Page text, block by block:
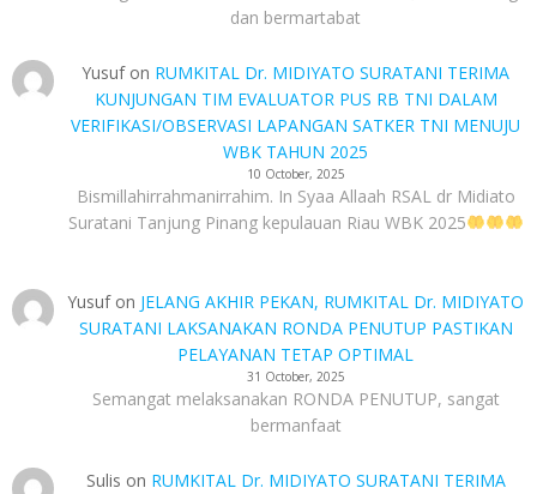
dan bermartabat
Yusufon RUMKITAL Dr. MIDIYATO SURATANI TERIMA
KUNJUNGAN TIM EVALUATOR PUS RB TNI DALAM
VERIFIKASI/OBSERVASI LAPANGAN SATKER TNI MENUJU
WBK TAHUN 2025
10 October, 2025
Bismillahirrahmanirrahim. In Syaa Allaah RSAL dr Midiato
Suratani Tanjung Pinang kepulauan Riau WBK 2025
Yusufon JELANG AKHIR PEKAN, RUMKITAL Dr. MIDIYATO
SURATANI LAKSANAKAN RONDA PENUTUP PASTIKAN
PELAYANAN TETAP OPTIMAL
31 October, 2025
Semangat melaksanakan RONDA PENUTUP, sangat
bermanfaat
Sulis on RUMKITAL Dr. MIDIYATO SURATANI TERIMA